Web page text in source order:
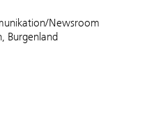
Newsroom
Burgenland